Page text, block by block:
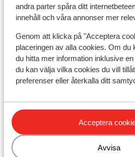
andra parter spåra ditt
innehåll och våra annonser mer
Genom att klicka på "Acceptera
placeringen av alla cookies. Om du
du hitta mer information inklusive
du kan välja vilka cookies du vill
preferenser eller återkalla ditt
Acceptera
Avvisa
Liftkort/Utrustning/
Liftkort
Skidskola
Utrustning
Andra boenden i Les